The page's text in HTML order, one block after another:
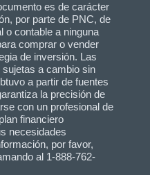
es de carácter
por parte de PNC, de
o contable a ninguna
comprar o vender
de inversión. Las
a cambio sin
a partir de fuentes
la precisión de
con un profesional de
financiero
necesidades
por favor,
al 1-888-762-